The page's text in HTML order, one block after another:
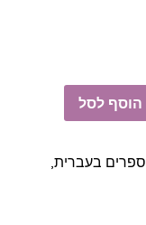
הוסף לסל
ספרים בעברית,